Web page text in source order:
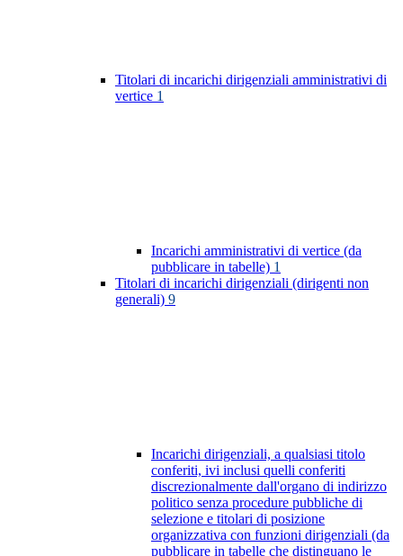
Titolari di incarichi dirigenziali amministrativi di
vertice 1
Incarichi amministrativi di vertice (da
pubblicare in tabelle) 1
Titolari di incarichi dirigenziali (dirigenti non
generali) 9
Incarichi dirigenziali, a qualsiasi titolo
conferiti, ivi inclusi quelli conferiti
discrezionalmente dall'organo di indirizzo
politico senza procedure pubbliche di
selezione e titolari di posizione
organizzativa con funzioni dirigenziali (da
pubblicare in tabelle che distinguano le